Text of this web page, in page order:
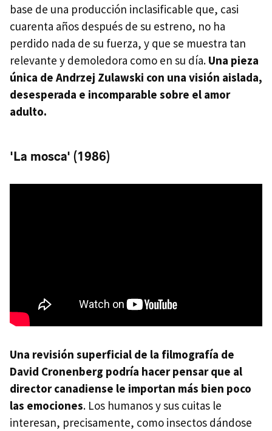
base de una producción inclasificable que, casi
cuarenta años después de su estreno, no ha
perdido nada de su fuerza, y que se muestra tan
relevante y demoledora como en su día. Una pieza
única de Andrzej Zulawski con una visión aislada,
desesperada e incomparable sobre el amor
adulto.
'La mosca' (1986)
Una revisión superficial de la filmografía de
David Cronenberg podría hacer pensar que al
director canadiense le importan más bien poco
las emociones. Los humanos y sus cuitas le
interesan, precisamente, como insectos dándose